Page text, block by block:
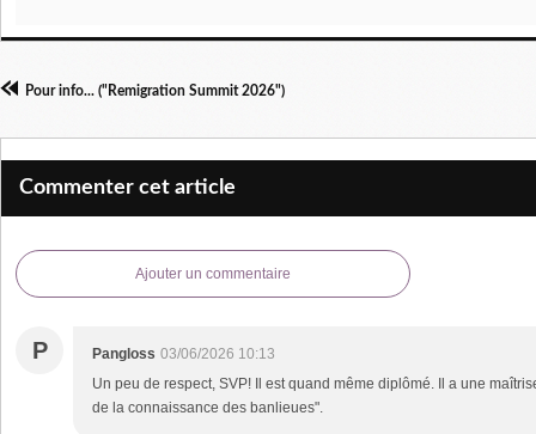
Pour info... ("Remigration Summit 2026")
Commenter cet article
Ajouter un commentaire
P Pangloss 03/06/2026 10:13
Un peu de respect, SVP! Il est quand même diplômé. Il a une
de la connaissance des banlieues".